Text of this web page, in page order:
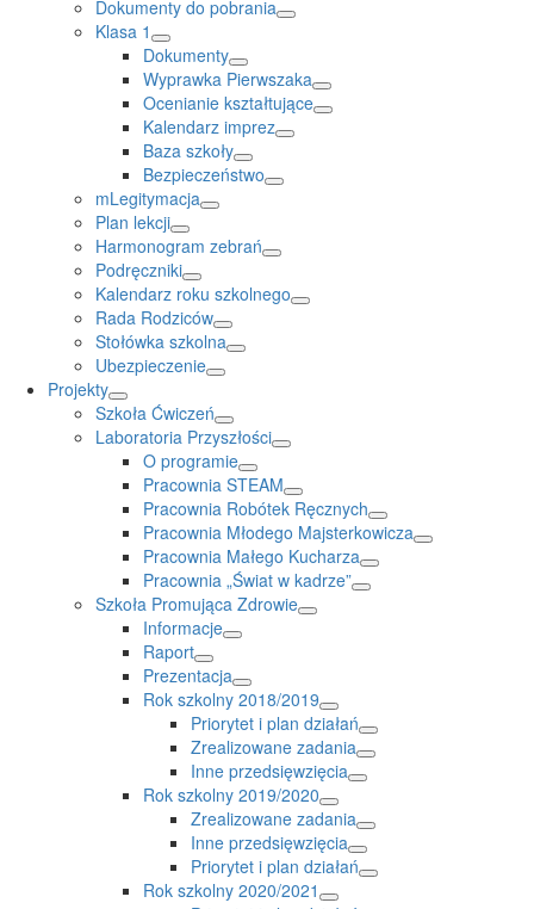
Dokumenty do pobrania
Klasa 1
Dokumenty
Wyprawka Pierwszaka
Ocenianie kształtujące
Kalendarz imprez
Baza szkoły
Bezpieczeństwo
mLegitymacja
Plan lekcji
Harmonogram zebrań
Podręczniki
Kalendarz roku szkolnego
Rada Rodziców
Stołówka szkolna
Ubezpieczenie
Projekty
Szkoła Ćwiczeń
Laboratoria Przyszłości
O programie
Pracownia STEAM
Pracownia Robótek Ręcznych
Pracownia Młodego Majsterkowicza
Pracownia Małego Kucharza
Pracownia „Świat w kadrze”
Szkoła Promująca Zdrowie
Informacje
Raport
Prezentacja
Rok szkolny 2018/2019
Priorytet i plan działań
Zrealizowane zadania
Inne przedsięwzięcia
Rok szkolny 2019/2020
Zrealizowane zadania
Inne przedsięwzięcia
Priorytet i plan działań
Rok szkolny 2020/2021